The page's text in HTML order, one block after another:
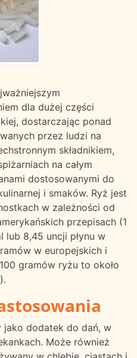
dla dużej części
dostarczając ponad
przez ludzi na
składnikiem,
na całym
dostosowanymi do
i smaków. Ryż jest
w zależności od
przepisach (1
lub 8,45 uncji płynu w
w europejskich i
gramów ryżu to około
jako dodatek do dań, w
Może również